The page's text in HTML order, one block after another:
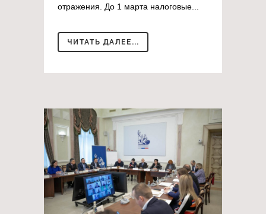
отражения. До 1 марта налоговые...
ЧИТАТЬ ДАЛЕЕ...